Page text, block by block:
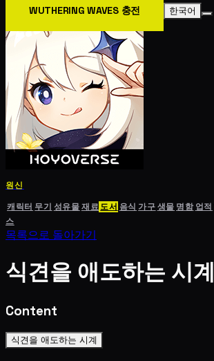
WUTHERING WAVES 충전 한국어
원신
캐릭터 무기 성유물재료도서 음식 가구생물 명함 업적
스
목록으로 돌아가기
식견을 애도하는 시계
Content
식견을 애도하는 시계